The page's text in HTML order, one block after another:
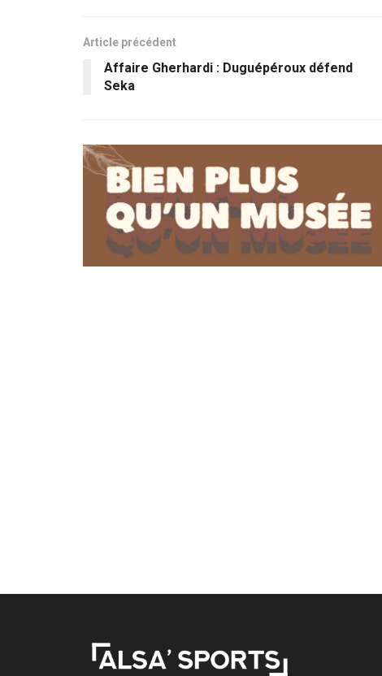
Article précédent
Affaire Gherhardi : Duguépéroux défend
Seka